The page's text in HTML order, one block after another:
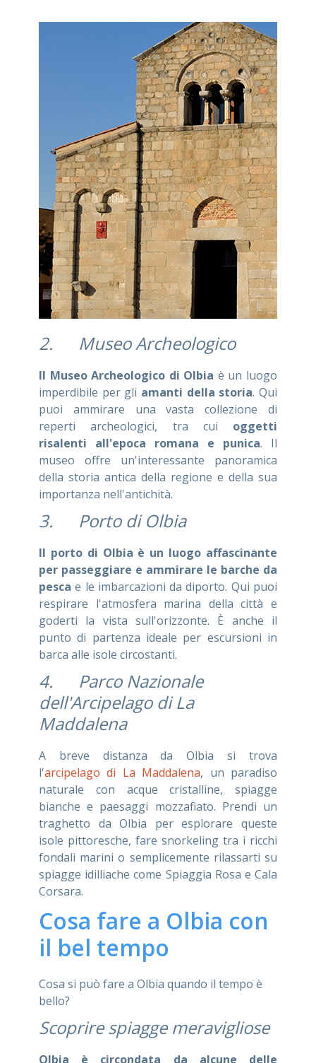
2. Museo Archeologico
Il Museo Archeologico di Olbia è un luogo
imperdibile per gli amanti della storia. Qui
puoi ammirare una vasta collezione di
reperti archeologici, tra cui oggetti
risalenti all'epoca romana e punica. Il
museo offre un'interessante panoramica
della storia antica della regione e della sua
importanza nell'antichità.
3. Porto di Olbia
Il porto di Olbia è un luogo affascinante
per passeggiare e ammirare le barche da
pesca e le imbarcazioni da diporto. Qui puoi
respirare l'atmosfera marina della città e
goderti la vista sull'orizzonte. È anche il
punto di partenza ideale per escursioni in
barca alle isole circostanti.
4. Parco Nazionale
dell'Arcipelago di La
Maddalena
A breve distanza da Olbia si trova
l'arcipelago di La Maddalena, un paradiso
naturale con acque cristalline, spiagge
bianche e paesaggi mozzafiato. Prendi un
traghetto da Olbia per esplorare queste
isole pittoresche, fare snorkeling tra i ricchi
fondali marini o semplicemente rilassarti su
spiagge idilliache come Spiaggia Rosa e Cala
Corsara.
Cosa fare a Olbia con
il bel tempo
Cosa si può fare a Olbia quando il tempo è
bello?
Scoprire spiagge meravigliose
Olbia è circondata da alcune delle